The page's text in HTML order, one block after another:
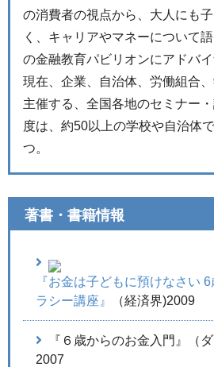
の消費者の視点から、大人にも
く、キャリアやマネーについて
の金融教育パビリオンにアドバイ
現在、企業、自治体、労働組合
主催する、全国各地のセミナー
度は、約50以上の学校や自治体
つ。
著書・書籍情報
『お金は子どもに預けなさい
ラシー講座』
（経済界)2009
『６歳からのお金入門』（
2007